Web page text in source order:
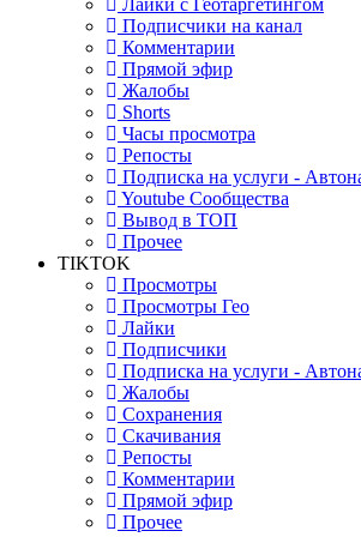
Лайки с Геотаргетингом
Подписчики на канал
Комментарии
Прямой эфир
Жалобы
Shorts
Часы просмотра
Репосты
Подписка на услуги -
Youtube Сообщества
Вывод в ТОП
Прочее
TIKTOK
Просмотры
Просмотры Гео
Лайки
Подписчики
Подписка на услуги -
Жалобы
Сохранения
Скачивания
Репосты
Комментарии
Прямой эфир
Прочее